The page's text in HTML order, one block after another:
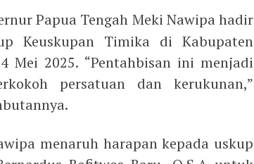
Papua Tengah Meki Nawipa hadir
Keuskupan Timika di Kabupaten
Mei 2025. “Pentahbisan ini menjadi
persatuan dan kerukunan,”
menaruh harapan kepada uskup